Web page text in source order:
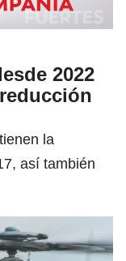
2022
la
así también